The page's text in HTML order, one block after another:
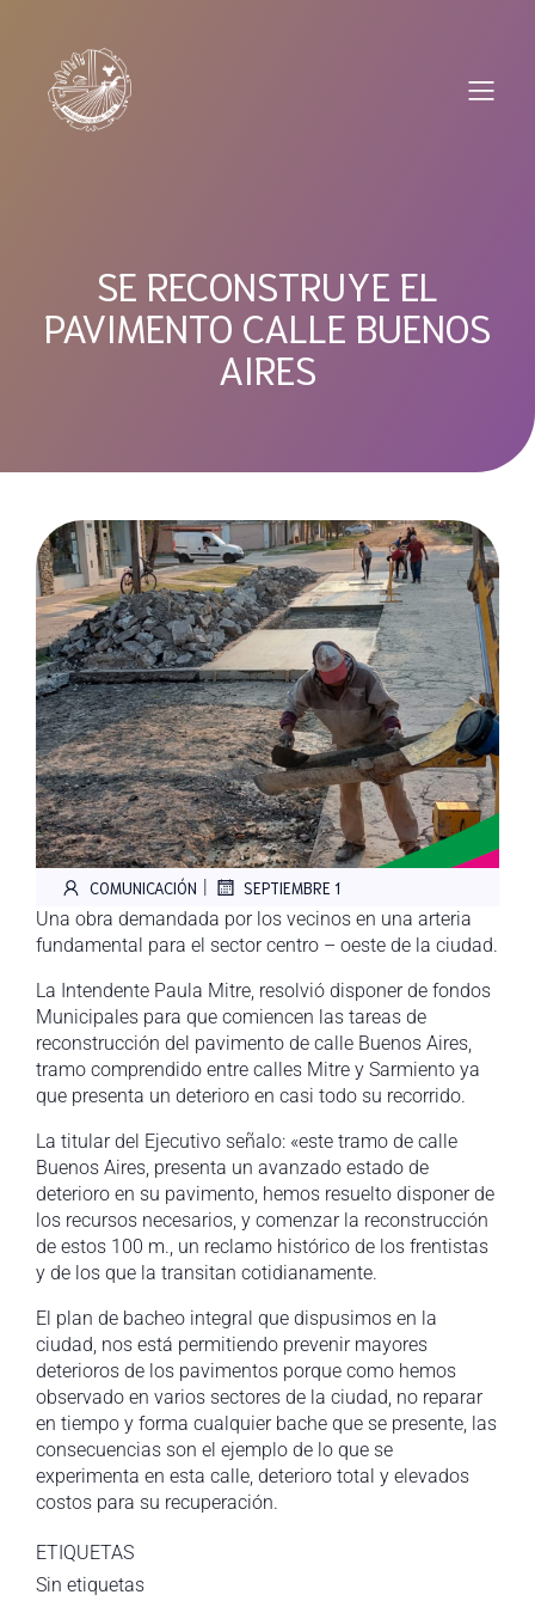
contenido
SE RECONSTRUYE EL
PAVIMENTO CALLE BUENOS
AIRES
COMUNICACIÓN | SEPTIEMBRE 1
Una obra demandada por los vecinos en una arteria
fundamental para el sector centro – oeste de la ciudad.
La Intendente Paula Mitre, resolvió disponer de fondos
Municipales para que comiencen las tareas de
reconstrucción del pavimento de calle Buenos Aires,
tramo comprendido entre calles Mitre y Sarmiento ya
que presenta un deterioro en casi todo su recorrido.
La titular del Ejecutivo señalo: «este tramo de calle
Buenos Aires, presenta un avanzado estado de
deterioro en su pavimento, hemos resuelto disponer de
los recursos necesarios, y comenzar la reconstrucción
de estos 100 m., un reclamo histórico de los frentistas
y de los que la transitan cotidianamente.
El plan de bacheo integral que dispusimos en la
ciudad, nos está permitiendo prevenir mayores
deterioros de los pavimentos porque como hemos
observado en varios sectores de la ciudad, no reparar
en tiempo y forma cualquier bache que se presente, las
consecuencias son el ejemplo de lo que se
experimenta en esta calle, deterioro total y elevados
costos para su recuperación.
ETIQUETAS
Sin etiquetas